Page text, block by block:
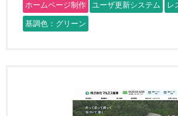
ホームページ制作 ユーザ更新システム レ
基調色：グリーン